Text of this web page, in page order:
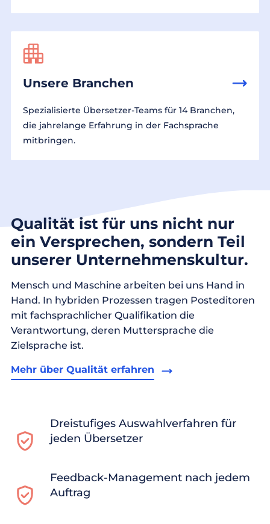
Unsere Branchen
Spezialisierte Übersetzer-Teams für 14 Branchen,
die jahrelange Erfahrung in der Fachsprache
mitbringen.
Qualität ist für uns nicht nur
ein Versprechen, sondern Teil
unserer Unternehmenskultur.
Mensch und Maschine arbeiten bei uns Hand in
Hand. In hybriden Prozessen tragen Posteditoren
mit fachsprachlicher Qualifikation die
Verantwortung, deren Muttersprache die
Zielsprache ist.
Mehr über Qualität erfahren
Dreistufiges Auswahlverfahren für
jeden Übersetzer
Feedback-Management nach jedem
Auftrag